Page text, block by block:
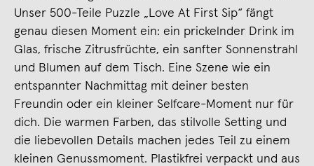
Unser 500-Teile Puzzle „Love At First Sip“ fängt
genau diesen Moment ein: ein prickelnder Drink im
Glas, frische Zitrusfrüchte, ein sanfter Sonnenstrahl
und Blumen auf dem Tisch. Eine Szene wie ein
entspannter Nachmittag mit deiner besten
Freundin oder ein kleiner Selfcare-Moment nur für
dich. Die warmen Farben, das stilvolle Setting und
die liebevollen Details machen jedes Teil zu einem
kleinen Genussmoment. Plastikfrei verpackt und aus